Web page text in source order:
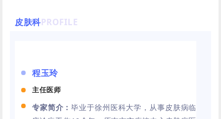
皮肤科PROFILE
程玉玲
主任医师
专家简介：毕业于徐州医科大学，从事皮肤病临